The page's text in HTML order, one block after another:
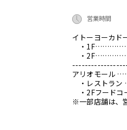
営業時間
イトーヨーカド
・
・
アリオモー
・レストラ
・2Fフード
※一部店舗は、